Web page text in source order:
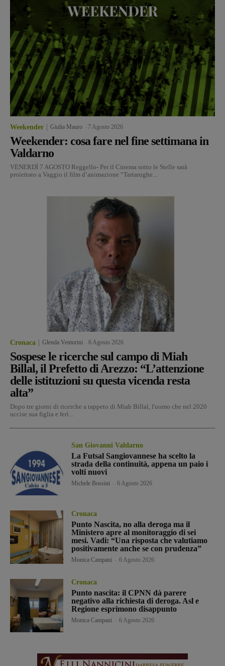
Weekender Giulia Mauro 7 Agosto 2026
Weekender: cosa fare nel fine settimana in
Valdarno
VENERDÌ 7 AGOSTO Reggello- Per il Cinema sotto le Stelle sarà
proiettato a Vaggio il film d’animazione “Tartarughe...
Cronaca Glenda Venturini 6 Agosto 2026
Sospese le ricerche sul campo di Miah
Billal, il Prefetto di Arezzo: “L’attenzione
delle istituzioni su questa vicenda resta
alta”
Dopo tre giorni di ricerche a tappeto di Miah Billal, l'uomo che nel 2020
uccise sua figlia e ferì...
San Giovanni Valdarno
La Futsal Sangiovannese ha scelto la
strada della continuità, appena un paio i
volti nuovi
Michele Bossini 6 Agosto 2026
Cronaca
Punto Nascita, no alla deroga ma il
Ministero apre al monitoraggio di sei
mesi. Vadi: “Una risposta che valutiamo
positivamente anche se con prudenza”
Monica Campani 6 Agosto 2026
Cronaca
Punto nascita: il CPNN dà parere
negativo alla richiesta di deroga. Asl e
Regione esprimono disappunto
Monica Campani 6 Agosto 2026